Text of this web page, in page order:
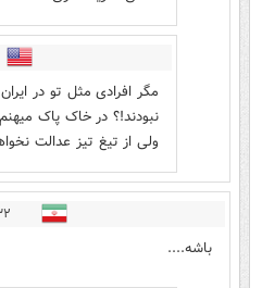
مگر افرادی مثل تو در
نبودند!؟ در خاک پاک
ولی از تیغ تیز عدالت
باشه....